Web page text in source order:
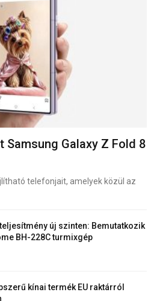
Samsung Galaxy Z Fold 8
telefonjait, amelyek közül az
új szinten: Bemutatkozik
BH-228C turmixgép
kínai termék EU raktárról